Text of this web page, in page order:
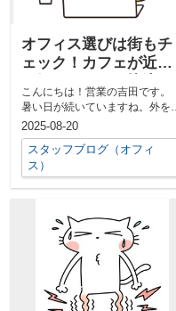
オフィス選びは街もチ
ェック！カフェが近い
こんにちは！営業の吉田です。
暑い日が続いていますね。外を歩
くと、夏の空気とセミの声で一気
に夏を感じ...
2025-08-20
スタッフブログ（オフィ
ス）